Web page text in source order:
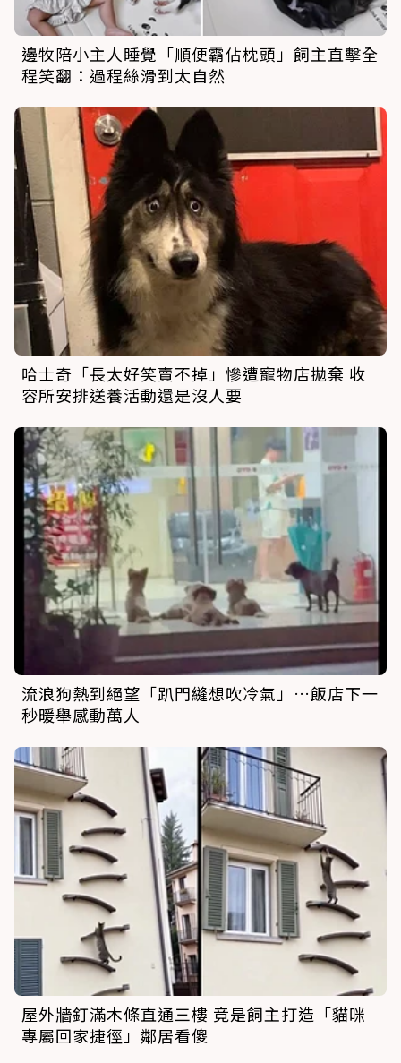
邊牧陪小主人睡覺「順便霸佔枕頭」飼主直擊全
程笑翻：過程絲滑到太自然
哈士奇「長太好笑賣不掉」慘遭寵物店拋棄 收
容所安排送養活動還是沒人要
流浪狗熱到絕望「趴門縫想吹冷氣」…飯店下一
秒暖舉感動萬人
屋外牆釘滿木條直通三樓 竟是飼主打造「貓咪
專屬回家捷徑」鄰居看傻